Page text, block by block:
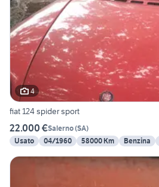
4
fiat 124 spider sport
22.000 €Salerno(SA)
Usato
04/1960 58000 Km Benzina